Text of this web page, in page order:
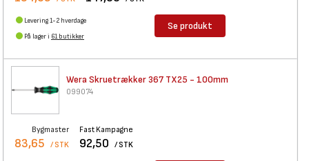
Levering 1-2 hverdage
På lager i 61 butikker
Se produkt
Wera Skruetrækker 367 TX25 - 100mm
099074
Bygmaster
83,65 / STK
Fast Kampagne
92,50 / STK